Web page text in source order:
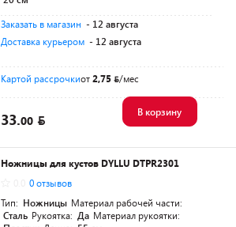
Заказать в магазин - 12 августа
Доставка курьером - 12 августа
Картой рассрочкиот2,75 /мес
33.00
В корзину
Ножницы для кустов DYLLU DTPR2301
0 отзывов
Тип: Ножницы Материал рабочей части:
Сталь Рукоятка: Да Материал рукоятки: